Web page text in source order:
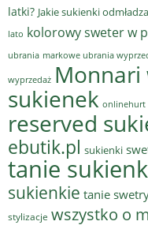
latki? Jakie sukienki
lato kolorowy sweter w
ubrania markowe ubrania
wyprzedaż Monnari
sukienek onlinehurt
reserved
ebutik.pl sukienki
tanie
sukienkie tanie
stylizacje wszystko o